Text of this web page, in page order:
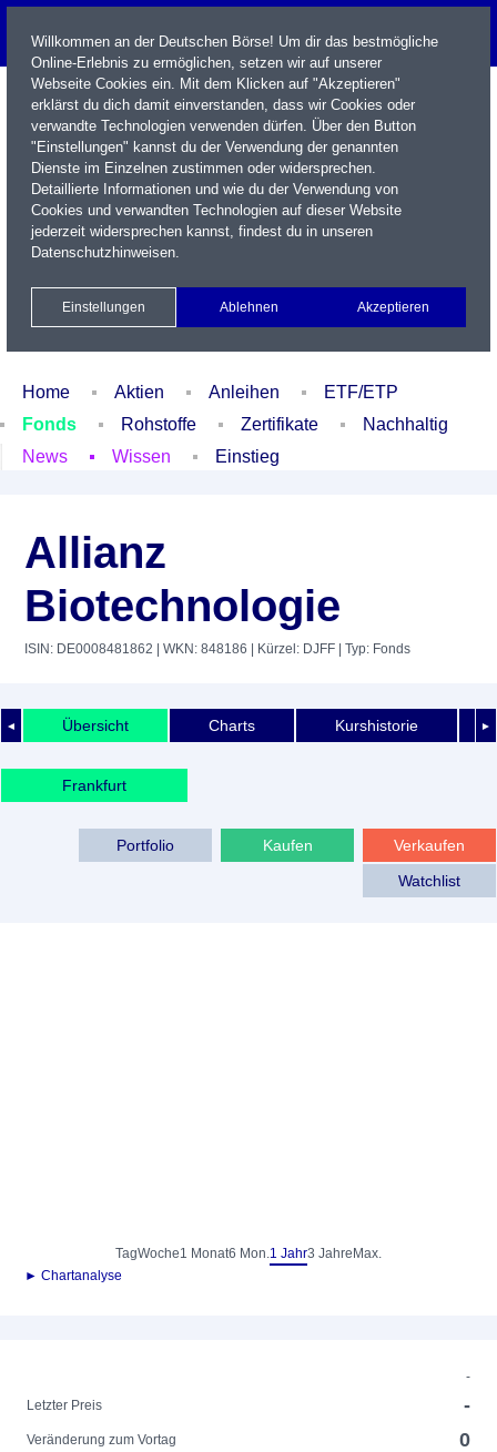
Name / WKN / ISIN / Kürzel
Xetra Realtime
Watchlist Portfolio Login
Home Aktien Anleihen
ETF/ETP
Fonds
Rohstoffe Zertifikate
Nachhaltig
News
Wissen Einstieg
Allianz
Biotechnologie
ISIN: DE0008481862 | WKN: 848186 | Kürzel: DJFF | Typ: Fonds
◄ ►
Übersicht Charts Kurshistorie
Frankfurt
Verkaufen
Kaufen
Portfolio
Watchlist
TagWoche1 Monat6 Mon.1 Jahr3 Jahre Max.
► Chartanalyse
-
Letzter Preis
-
Veränderung zum Vortag 0
Willkommen an der Deutschen Börse! Um dir das bestmögliche
Online-Erlebnis zu ermöglichen, setzen wir auf unserer
Webseite Cookies ein. Mit dem Klicken auf "Akzeptieren"
erklärst du dich damit einverstanden, dass wir Cookies oder
verwandte Technologien verwenden dürfen. Über den Button
"Einstellungen" kannst du der Verwendung der genannten
Dienste im Einzelnen zustimmen oder widersprechen.
Detaillierte Informationen und wie du der Verwendung von
Cookies und verwandten Technologien auf dieser Website
jederzeit widersprechen kannst, findest du in unseren
Datenschutzhinweisen.
Einstellungen Ablehnen Akzeptieren